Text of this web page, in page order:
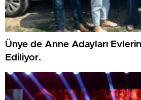
Ünye de Anne Adayları
Ediliyor.